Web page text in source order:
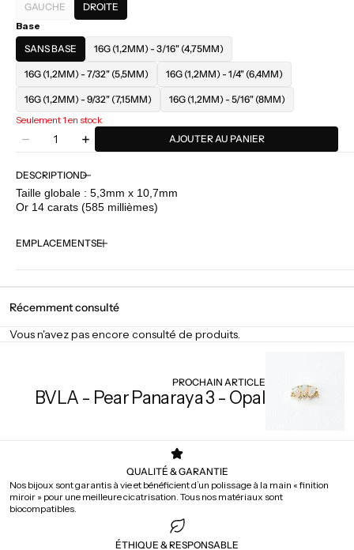
GAUCHEVARIANTE
INDISPONIBLE
DROITE
Base
SANS BASE
16G (1,2MM) - 3/16" (4,75MM)
16G (1,2MM) - 7/32" (5,5MM) 16G (1,2MM) - 1/4" (6,4MM)
16G (1,2MM) - 9/32" (7,15MM)
16G (1,2MM) - 5/16" (8MM)
Seulement 1 en stock
Diminuer
quantité
pour
Junipurr
Quantité
Augmenter
quantité
pour
Junipurr
-
AJOUTER AU PANIER
DESCRIPTION
Taille globale : 5,3mm x 10,7mm
Or 14 carats (585 millièmes)
EMPLACEMENTS
Récemment consulté
Vous n'avez pas encore consulté de produits.
PROCHAIN ARTICLE
BVLA - Pear Panaraya 3 - Opal
QUALITÉ & GARANTIE
Nos bijoux sont garantis à vie et bénéficient d’un polissage à la main « finition
miroir » pour une meilleure cicatrisation. Tous nos matériaux sont
biocompatibles.
ÉTHIQUE & RESPONSABLE